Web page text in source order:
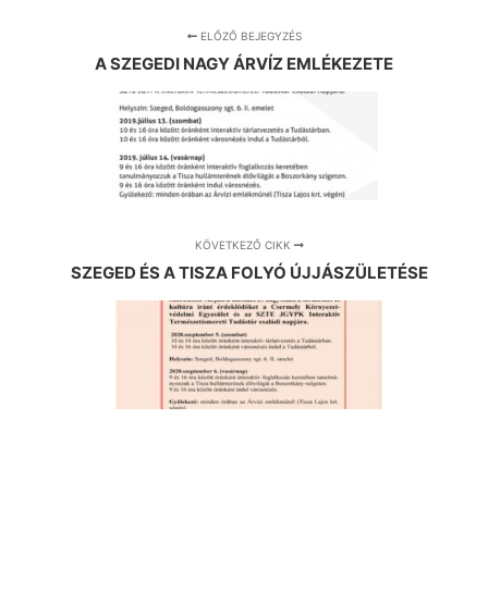
ELŐZŐ BEJEGYZÉS
A SZEGEDI NAGY ÁRVÍZ EMLÉKEZETE
KÖVETKEZŐ CIKK
SZEGED ÉS A TISZA FOLYÓ ÚJJÁSZÜLETÉSE